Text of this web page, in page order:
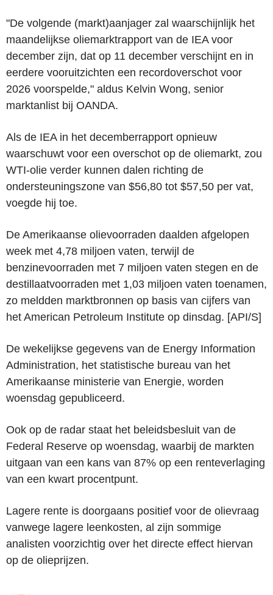
"De volgende (markt)aanjager zal waarschijnlijk het
maandelijkse oliemarktrapport van de IEA voor
december zijn, dat op 11 december verschijnt en in
eerdere vooruitzichten een recordoverschot voor
2026 voorspelde," aldus Kelvin Wong, senior
marktanlist bij OANDA.
Als de IEA in het decemberrapport opnieuw
waarschuwt voor een overschot op de oliemarkt, zou
WTI-olie verder kunnen dalen richting de
ondersteuningszone van $56,80 tot $57,50 per vat,
voegde hij toe.
De Amerikaanse olievoorraden daalden afgelopen
week met 4,78 miljoen vaten, terwijl de
benzinevoorraden met 7 miljoen vaten stegen en de
destillaatvoorraden met 1,03 miljoen vaten toenamen,
zo meldden marktbronnen op basis van cijfers van
het American Petroleum Institute op dinsdag. [API/S]
De wekelijkse gegevens van de Energy Information
Administration, het statistische bureau van het
Amerikaanse ministerie van Energie, worden
woensdag gepubliceerd.
Ook op de radar staat het beleidsbesluit van de
Federal Reserve op woensdag, waarbij de markten
uitgaan van een kans van 87% op een renteverlaging
van een kwart procentpunt.
Lagere rente is doorgaans positief voor de olievraag
vanwege lagere leenkosten, al zijn sommige
analisten voorzichtig over het directe effect hiervan
op de olieprijzen.